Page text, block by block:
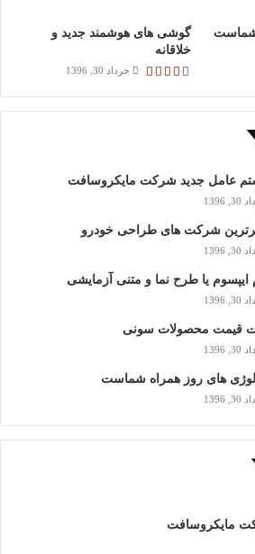
شماست
گوشی های هوشمند جدید و
خلاقانه
خرداد 30, 1396
عامل جدید شرکت مایکروسافت
1396
شرکت های طراحی خودرو
1396
ایپسوم یا طرح‌ نما و متنی آزمایشی
1396
قیمت محصولات سونی
1396
های روز همراه شماست
1396
مایکروسافت